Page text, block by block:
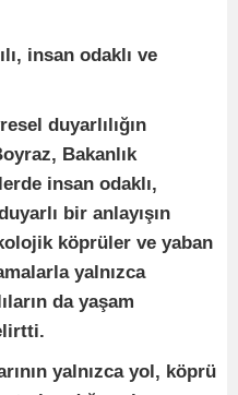
insan odaklı ve
duyarlılığın
Bakanlık
insan odaklı,
bir anlayışın
köprüler ve yaban
yalnızca
da yaşam
yalnızca yol, köprü